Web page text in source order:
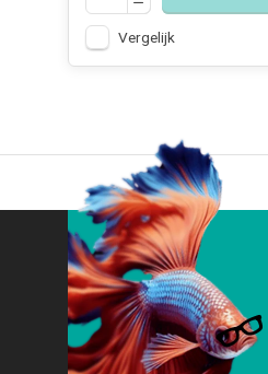
Vergelijk
Eenfysieke winkelin IJmuiden